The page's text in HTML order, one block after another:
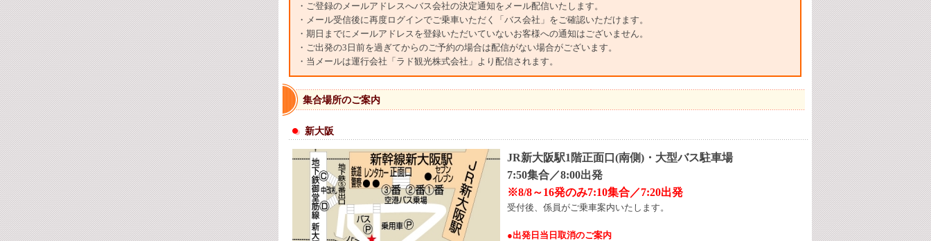
・ご登録のメールアドレスへバス会社の決定通知をメール配信いたします。
・メール受信後に再度ログインでご乗車いただく「バス会社」をご確認いただけます。
・期日までにメールアドレスを登録いただいていないお客様への通知はございません。
・ご出発の3日前を過ぎてからのご予約の場合は配信がない場合がございます。
・当メールは運行会社「ラド観光株式会社」より配信されます。
集合場所のご案内
新大阪
JR新大阪駅1階正面口(南側)・大型バス駐車場
7:50集合／8:00出発
※8/8～16発のみ7:10集合／7:20出発
受付後、係員がご乗車案内いたします。
●出発日当日取消のご案内